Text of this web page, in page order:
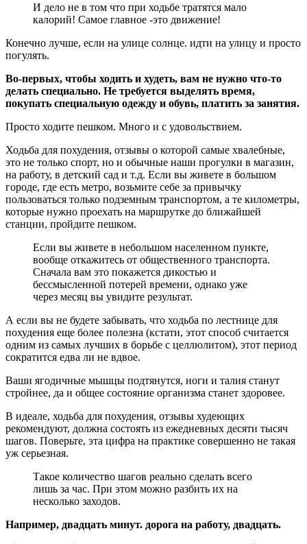
И дело не в том что при ходьбе тратятся мало
калорий! Самое главное -это движение!
Конечно лучше, если на улице солнце. идти на улицу и просто
погулять.
Во-первых, чтобы ходить и худеть, вам не нужно что-то
делать специально. Не требуется выделять время,
покупать специальную одежду и обувь, платить за занятия.
Просто ходите пешком. Много и с удовольствием.
Ходьба для похудения, отзывы о которой самые хвалебные,
это не только спорт, но и обычные наши прогулки в магазин,
на работу, в детский сад и т.д. Если вы живете в большом
городе, где есть метро, возьмите себе за привычку
пользоваться только подземным транспортом, а те километры,
которые нужно проехать на маршрутке до ближайшей
станции, пройдите пешком.
Если вы живете в небольшом населенном пункте,
вообще откажитесь от общественного транспорта.
Сначала вам это покажется дикостью и
бессмысленной потерей времени, однако уже
через месяц вы увидите результат.
А если вы не будете забывать, что ходьба по лестнице для
похудения еще более полезна (кстати, этот способ считается
одним из самых лучших в борьбе с целлюлитом), этот период
сократится едва ли не вдвое.
Ваши ягодичные мышцы подтянутся, ноги и талия станут
стройнее, да и общее состояние организма станет здоровее.
В идеале, ходьба для похудения, отзывы худеющих
рекомендуют, должна состоять из ежедневных десяти тысяч
шагов. Поверьте, эта цифра на практике совершенно не такая
уж серьезная.
Такое количество шагов реально сделать всего
лишь за час. При этом можно разбить их на
несколько заходов.
Например, двадцать минут. дорога на работу, двадцать.